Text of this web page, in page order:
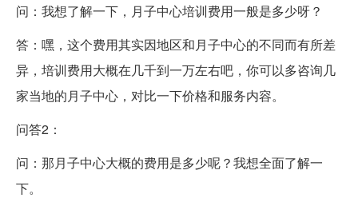
问：我想了解一下，月子中心培训费用一般是多少呀？
答：嘿，这个费用其实因地区和月子中心的不同而有所差
异，培训费用大概在几千到一万左右吧，你可以多咨询几
家当地的月子中心，对比一下价格和服务内容。
问答2：
问：那月子中心大概的费用是多少呢？我想全面了解一
下。